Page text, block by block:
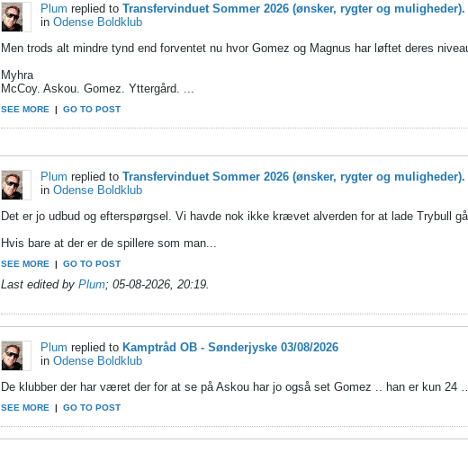
Plum replied to Transfervinduet Sommer 2026 (ønsker, rygter og muligheder).
in Odense Boldklub
Men trods alt mindre tynd end forventet nu hvor Gomez og Magnus har løftet deres
Myhra
McCoy. Askou. Gomez. Yttergård. ...
SEE MORE | GO TO POST
Plum replied to Transfervinduet Sommer 2026 (ønsker, rygter og muligheder).
in Odense Boldklub
Det er jo udbud og efterspørgsel. Vi havde nok ikke krævet alverden for at lade Trybull
Hvis bare at der er de spillere som man...
SEE MORE | GO TO POST
Last edited by Plum; 05-08-2026, 20:19.
Plum replied to Kamptråd OB - Sønderjyske 03/08/2026
in Odense Boldklub
De klubber der har været der for at se på Askou har jo også set Gomez .. han er kun 24
SEE MORE | GO TO POST